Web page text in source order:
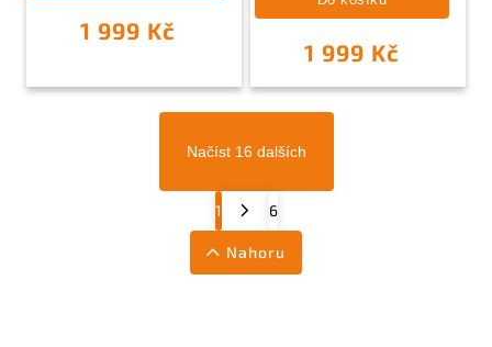
1 999 Kč
1 999 Kč
Načíst 16 dalších
1 6
Nahoru